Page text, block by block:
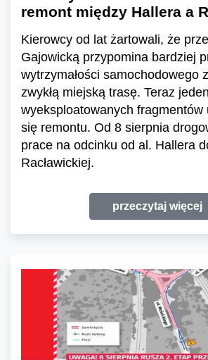
remont między Hallera a
Kierowcy od lat żartowali, że
Gajowicką przypomina bardziej
wytrzymałości samochodowego
zwykłą miejską trasę. Teraz
wyeksploatowanych fragmentów
się remontu. Od 8 sierpnia
prace na odcinku od al. Hallera
Racławickiej.
przeczytaj więcej